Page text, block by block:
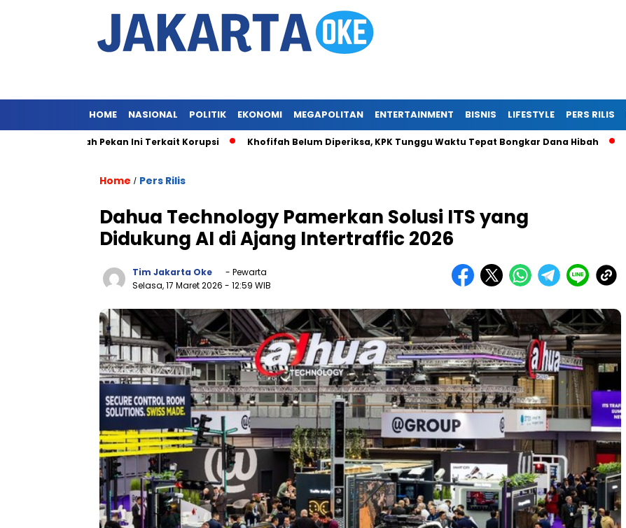
HOME NASIONAL POLITIK EKONOMI MEGAPOLITAN ENTERTAINMENT BISNIS LIFESTYLE PERS RILIS
Khofifah Pekan Ini Terkait Korupsi Khofifah Belum Diperiksa, KPK Tunggu Waktu Tepat Bongkar Dana Hibah Tragedi
Home / Pers Rilis
Dahua Technology Pamerkan Solusi ITS yang
Didukung AI di Ajang Intertraffic 2026
Tim Jakarta Oke
- Pewarta
Selasa, 17 Maret 2026 - 12:59 WIB